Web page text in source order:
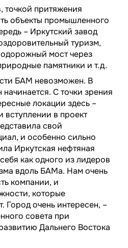
точкой притяжения
объекты промышленного
– Иркутский завод
туризм,
мост через
памятники и т.д.
БАМ невозможен. В
С точки зрения
локации здесь –
вступлении в проект
свой
и особенно сильно
Иркутская нефтяная
как одного из лидеров
вдоль БАМа. Нам очень
компании, и
которые
Город очень интересен, –
совета при
Дальнего Востока